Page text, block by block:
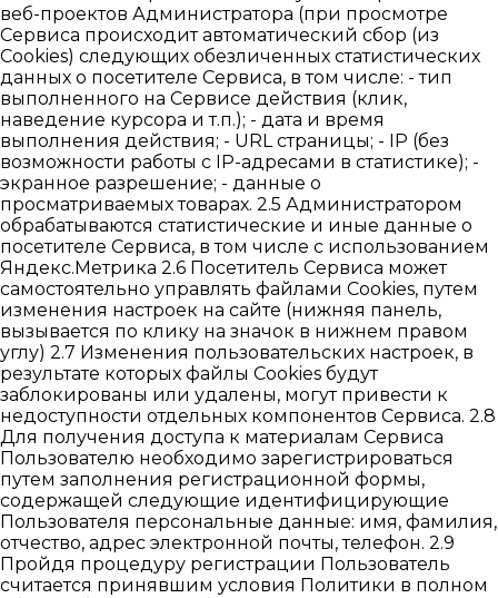
веб-проектов Администратора (при просмотре
Сервиса происходит автоматический сбор (из
Cookies) следующих обезличенных статистических
данных о посетителе Сервиса, в том числе: - тип
выполненного на Сервисе действия (клик,
наведение курсора и т.п.); - дата и время
выполнения действия; - URL страницы; - IP (без
возможности работы с IP-адресами в статистике); -
экранное разрешение; - данные о
просматриваемых товарах. 2.5 Администратором
обрабатываются статистические и иные данные о
посетителе Сервиса, в том числе с использованием
Яндекс.Метрика 2.6 Посетитель Сервиса может
самостоятельно управлять файлами Cookies, путем
изменения настроек на сайте (нижняя панель,
вызывается по клику на значок в нижнем правом
углу) 2.7 Изменения пользовательских настроек, в
результате которых файлы Cookies будут
заблокированы или удалены, могут привести к
недоступности отдельных компонентов Сервиса. 2.8
Для получения доступа к материалам Сервиса
Пользователю необходимо зарегистрироваться
путем заполнения регистрационной формы,
содержащей следующие идентифицирующие
Пользователя персональные данные: имя, фамилия,
отчество, адрес электронной почты, телефон. 2.9
Пройдя процедуру регистрации Пользователь
считается принявшим условия Политики в полном